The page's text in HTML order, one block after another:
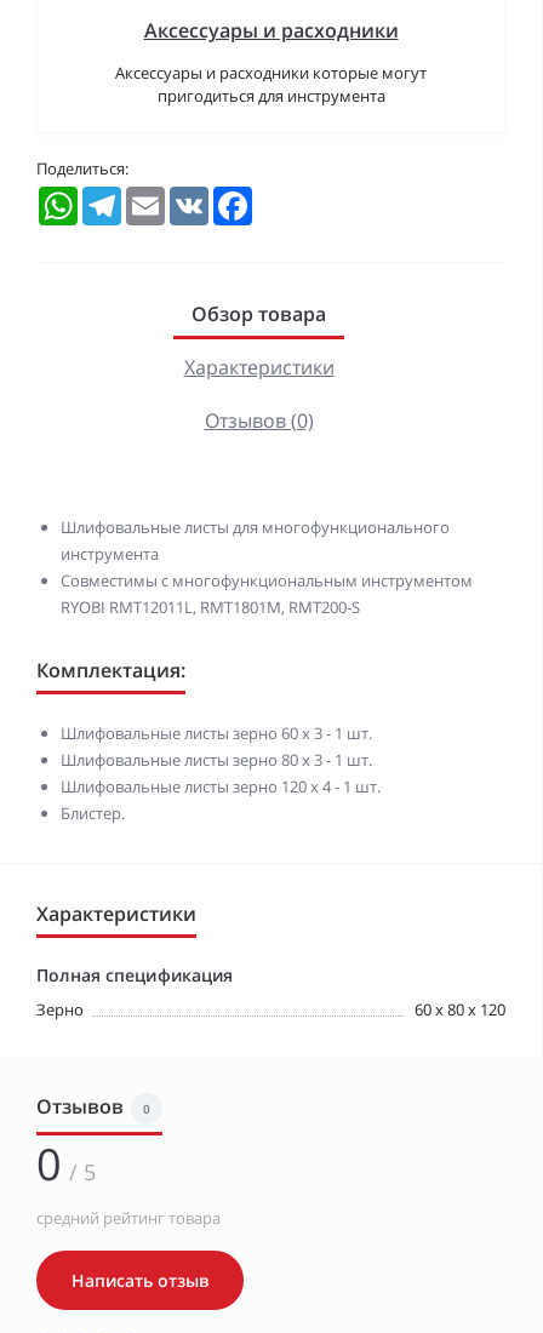
Аксессуары и расходники
Аксессуары и расходники которые могут
пригодиться для инструмента
Поделиться:
WhatsAppTelegramEmail VK
Обзор товара
Характеристики
Отзывов (0)
Шлифовальные листы для многофункционального
инструмента
Совместимы с многофункциональным инструментом
RYOBI RMT12011L, RMT1801M, RMT200-S
Комплектация:
Шлифовальные листы зерно 60 х 3 - 1 шт.
Шлифовальные листы зерно 80 х 3 - 1 шт.
Шлифовальные листы зерно 120 х 4 - 1 шт.
Блистер.
Характеристики
Полная спецификация
Зерно 60 х 80 х 120
Отзывов 0
0 / 5
средний рейтинг товара
Написать отзыв